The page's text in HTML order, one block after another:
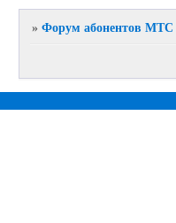
»Форум абонентов МТС